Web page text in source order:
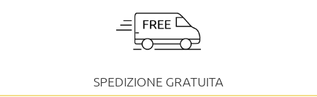
SPEDIZIONE GRATUITA